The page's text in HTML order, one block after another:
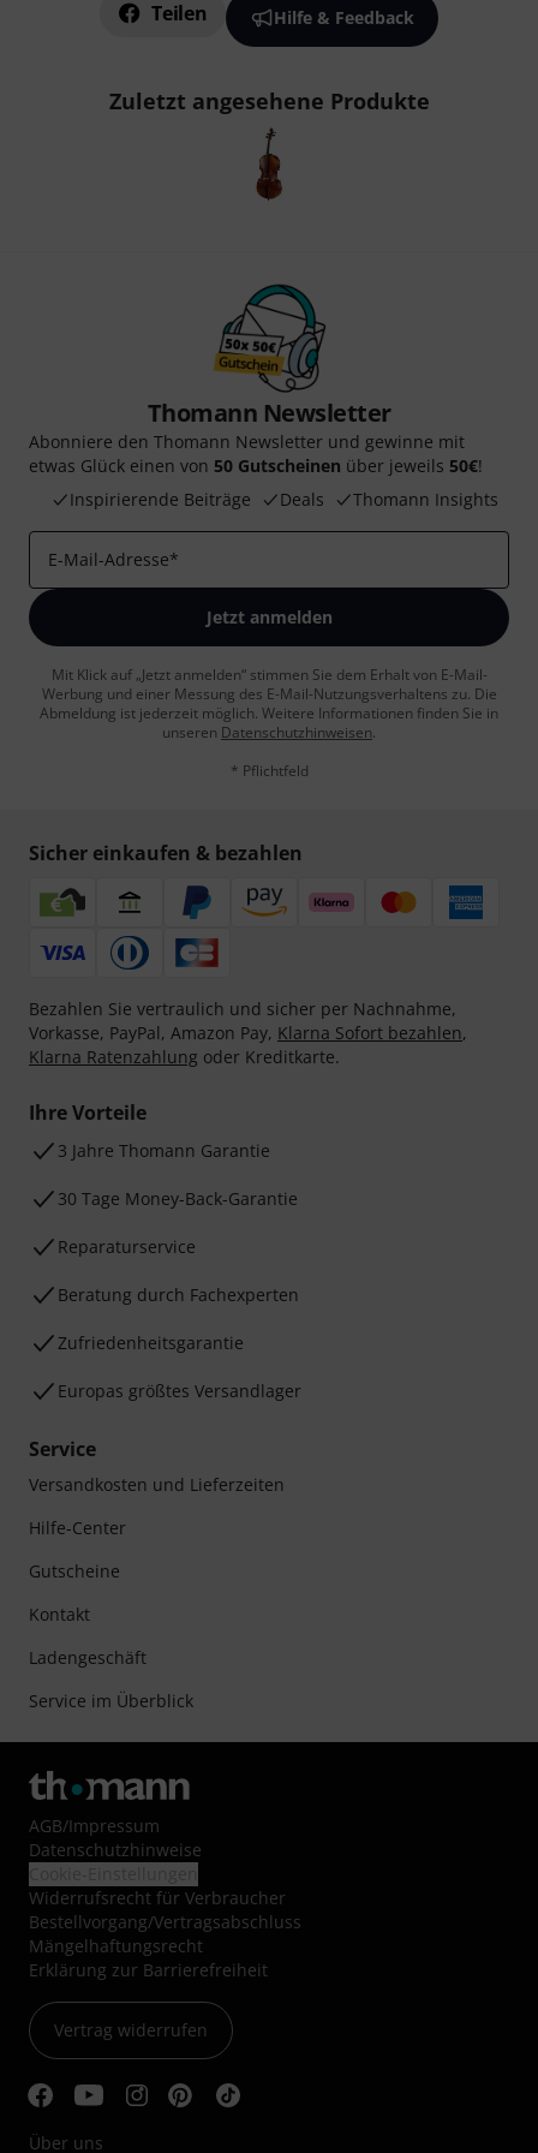
Teilen Hilfe & Feedback
Zuletzt angesehene Produkte
Thomann Newsletter
Abonniere den Thomann Newsletter und gewinne mit
etwas Glück einen von 50 Gutscheinen über jeweils 50€!
Inspirierende Beiträge
Deals Thomann Insights
E-Mail-Adresse*
Jetzt anmelden
Mit Klick auf „Jetzt anmelden“ stimmen Sie dem Erhalt von E-Mail-
Werbung und einer Messung des E-Mail-Nutzungsverhaltens zu. Die
Abmeldung ist jederzeit möglich. Weitere Informationen finden Sie in
unseren Datenschutzhinweisen.
* Pflichtfeld
Sicher einkaufen & bezahlen
Bezahlen Sie vertraulich und sicher per Nachnahme,
Vorkasse, PayPal, Amazon Pay, Klarna Sofort bezahlen,
Klarna Ratenzahlung oder Kreditkarte.
Ihre Vorteile
3 Jahre Thomann Garantie
30 Tage Money-Back-Garantie
Reparaturservice
Beratung durch Fachexperten
Zufriedenheitsgarantie
Europas größtes Versandlager
Service
Versandkosten und Lieferzeiten
Hilfe-Center
Gutscheine
Kontakt
Ladengeschäft
Service im Überblick
AGB/Impressum
Datenschutzhinweise
Widerrufsrecht für Verbraucher
Bestellvorgang/Vertragsabschluss
Mängelhaftungsrecht
Erklärung zur Barrierefreiheit
Vertrag widerrufen
Über uns